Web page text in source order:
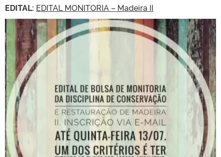
EDITAL: EDITAL MONITORIA – Madeira II